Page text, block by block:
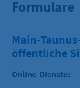
Formulare
Main-
öffentliche
Online-Dienste: